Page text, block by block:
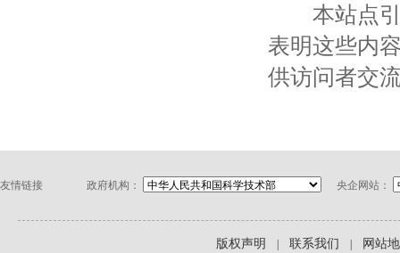
本站点引
表明这些内
供访问者交
友情链接 央企网站：
政府机构：
版权声明 联系我们 网站